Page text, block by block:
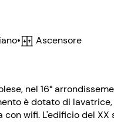
• Ascensore
nel 16°
è dotato di
wifi. L'edificio del